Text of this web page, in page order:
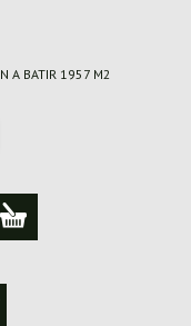
A BATIR 1957 M2